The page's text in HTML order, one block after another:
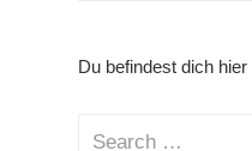
Schule,
Kompetenzen.
Du befindest dich hier
Search